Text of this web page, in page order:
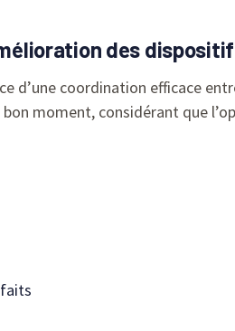
des
d’une coordination efficace
moment, considérant que